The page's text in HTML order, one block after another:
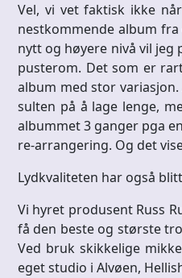
Vel, vi vet faktisk ikke
nestkommende album
nytt og høyere nivå vil jeg
pusterom. Det som er
album med stor
sulten på å lage lenge,
albummet 3 ganger pga
re-arrangering. Og det
Lydkvaliteten har også
Vi hyret produsent Russ
få den beste og største
Ved bruk skikkelige
eget studio i Alvøen,